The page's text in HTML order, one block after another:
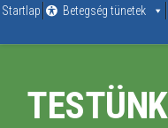
Skip to content
Startlap Betegség tünetek